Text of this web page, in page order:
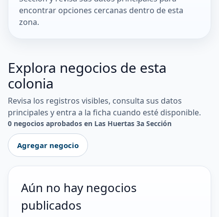
encontrar opciones cercanas dentro de esta
zona.
Explora negocios de esta
colonia
Revisa los registros visibles, consulta sus datos
principales y entra a la ficha cuando esté disponible.
0 negocios aprobados en Las Huertas 3a Sección
Agregar negocio
Aún no hay negocios
publicados